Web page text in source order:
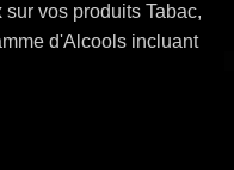
vos produits Tabac,
d'Alcools incluant